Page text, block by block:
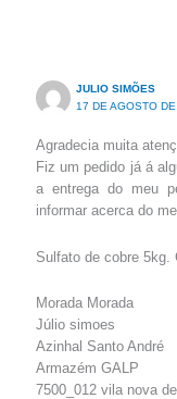
JULIO SIMÕES
17 DE AGOSTO
Agradecia muita
Fiz um pedido já á
a entrega do meu
informar acerca do
Sulfato de cobre 5kg.
Morada Morada
Júlio simoes
Azinhal Santo André
Armazém GALP
7500_012 vila nova